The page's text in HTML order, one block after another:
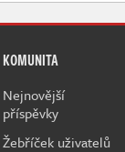
KOMUNITA
Nejnovější
příspěvky
Žebříček uživatelů